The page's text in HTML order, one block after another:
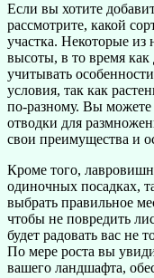
Если вы хотите
рассмотрите, какой
участка. Некоторые из
высоты, в то время
учитывать
условия, так как
по-разному. Вы можете
отводки для
свои преимущества и
Кроме того,
одиночных посадках,
выбрать правильное
чтобы не повредить
будет радовать вас не
По мере роста вы
вашего ландшафта,